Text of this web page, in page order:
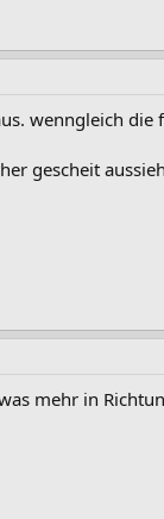
wenngleich
gescheit
mehr in